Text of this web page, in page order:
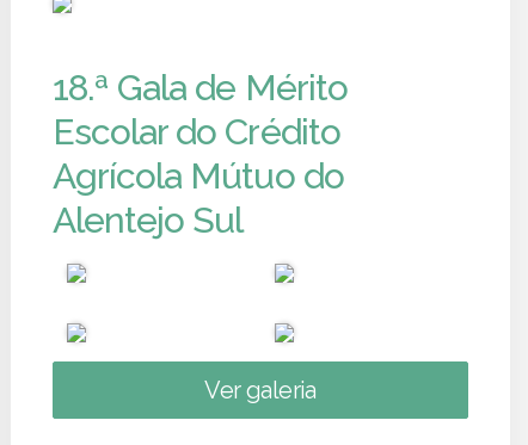
18.ª Gala de Mérito
Escolar do Crédito
Agrícola Mútuo do
Alentejo Sul
Ver galeria